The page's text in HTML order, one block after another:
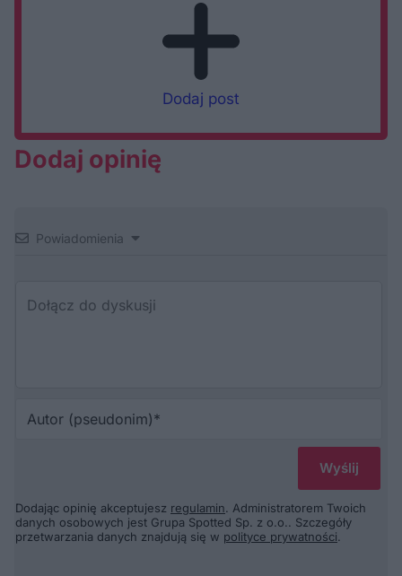
Dodaj post
Dodaj opinię
Powiadomienia
Dodając opinię akceptujesz regulamin. Administratorem Twoich
danych osobowych jest Grupa Spotted Sp. z o.o.. Szczegóły
przetwarzania danych znajdują się w polityce prywatności.